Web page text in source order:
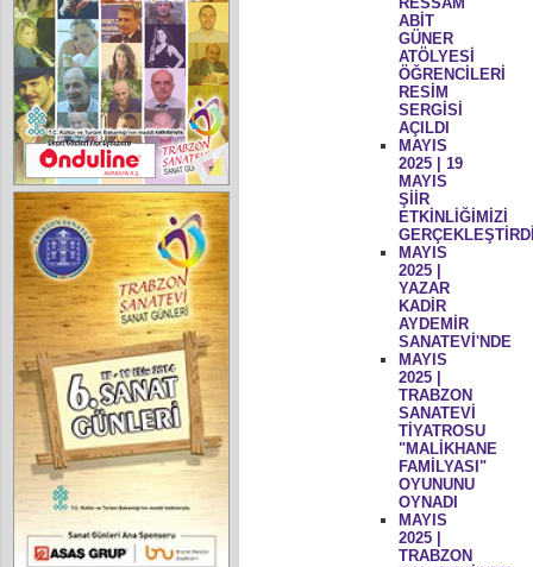
ABİT
GÜNER
ATÖLYESİ
ÖĞRENCİLERİ
RESİM
SERGİSİ
AÇILDI
MAYIS
2025 | 19
MAYIS
ŞİİR
ETKİNLİĞİMİZİ
MAYIS
2025 |
YAZAR
KADİR
AYDEMİR
SANATEVİ'NDE
MAYIS
2025 |
TRABZON
SANATEVİ
TİYATROSU
"MALİKHANE
FAMİLYASI"
OYUNUNU
OYNADI
MAYIS
2025 |
TRABZON